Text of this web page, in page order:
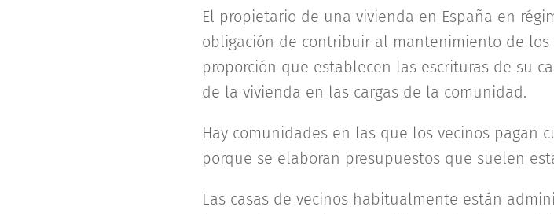
El propietario de una vivienda en España en
obligación de contribuir al mantenimiento de
proporción que establecen las escrituras de su
de la vivienda en las cargas de la comunidad.
Hay comunidades en las que los vecinos pagan
porque se elaboran presupuestos que suelen
Las casas de vecinos habitualmente están